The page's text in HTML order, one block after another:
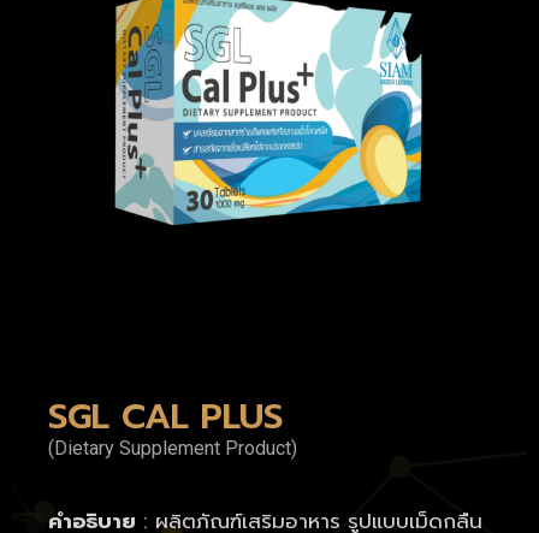
SGL CAL PLUS
(Dietary Supplement Product)
คำอธิบาย : ผลิตภัณฑ์เสริมอาหาร รูปแบบเม็ดกลืน